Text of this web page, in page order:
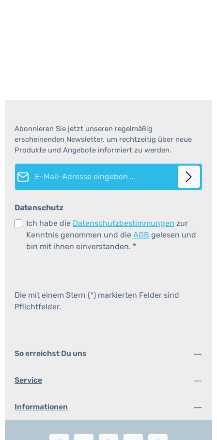
Abonnieren Sie jetzt unseren regelmäßig
erscheinenden Newsletter, um rechtzeitig über neue
Produkte und Angebote informiert zu werden.
E-Mail-Adresse*
Datenschutz
Ich habe die Datenschutzbestimmungen zur
Kenntnis genommen und die AGB gelesen und
bin mit ihnen einverstanden. *
Die mit einem Stern (*) markierten Felder sind
Pflichtfelder.
So erreichst Du uns
Service
Informationen